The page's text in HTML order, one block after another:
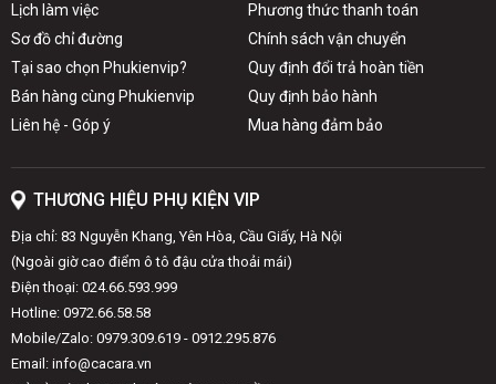
Lịch làm việc
Sơ đồ chỉ đường
Tại sao chọn Phukienvip?
Bán hàng cùng Phukienvip
Liên hệ - Góp ý
Phương thức thanh toán
Chính sách vận chuyển
Quy định đổi trả hoàn tiền
Quy định bảo hành
Mua hàng đảm bảo
THƯƠNG HIỆU PHỤ KIỆN VIP
Địa chỉ: 83 Nguyễn Khang, Yên Hòa, Cầu Giấy, Hà Nội
(Ngoài giờ cao điểm ô tô đậu cửa thoải mái)
Điện thoại: 024.66.593.999
Hotline: 0972.66.58.58
Mobile/Zalo: 0979.309.619 - 0912.295.876
Email: info@cacara.vn